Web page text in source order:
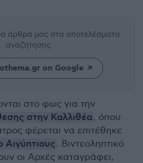
άρθρα μας στα αποτελέσματα
αναζήτησης
on Google
στο φως για την
στην Καλλιθέα, όπου
φέρεται να επιτέθηκε
Αιγύπτιους. Βιντεοληπτικό
οι Αρχές καταγράφει,